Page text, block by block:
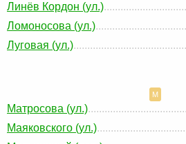
Линёв Кордон (ул.)
Ломоносова (ул.)
Луговая (ул.)
М
Матросова (ул.)
Маяковского (ул.)